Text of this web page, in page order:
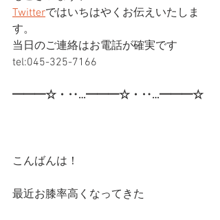
Twitterではいちはやくお伝えいたしま
す。
当日のご連絡はお電話が確実です
tel:045-325-7166
━━━☆・‥…━━━☆・‥…━━━☆
こんばんは！
最近お膝率高くなってきた